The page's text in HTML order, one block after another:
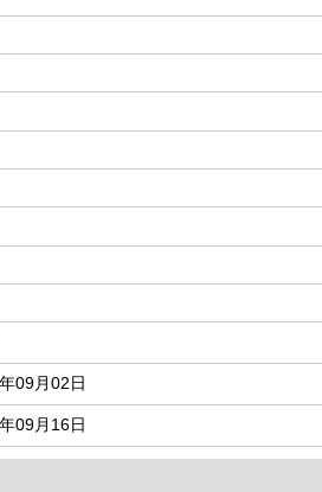
09月02日
09月16日